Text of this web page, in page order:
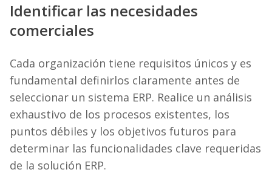
Identificar las necesidades
comerciales
Cada organización tiene requisitos únicos y es
fundamental definirlos claramente antes de
seleccionar un sistema ERP. Realice un análisis
exhaustivo de los procesos existentes, los
puntos débiles y los objetivos futuros para
determinar las funcionalidades clave requeridas
de la solución ERP.